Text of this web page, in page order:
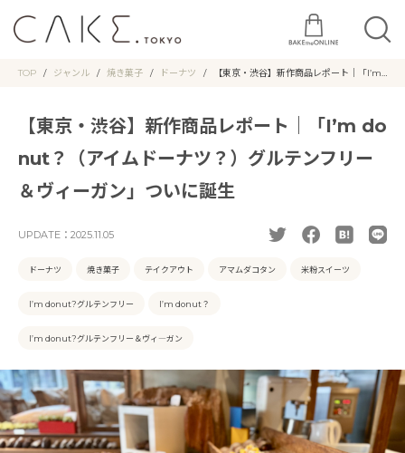
TOP ジャンル 焼き菓子 ドーナツ
【東京・渋谷】新作商品レポート｜「I’m
【東京・渋谷】新作商品レポート｜「I’m do
nut？（アイムドーナツ？）グルテンフリー
＆ヴィーガン」ついに誕生
UPDATE： 2025.11.05
ドーナツ 焼き菓子 テイクアウト アマムダコタン 米粉スイーツ
I’m donut?グルテンフリー I’m donut？
I’m donut?グルテンフリー＆ヴィ―ガン